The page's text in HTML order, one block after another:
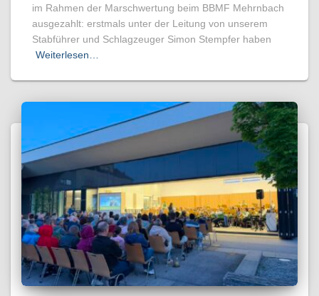
im Rahmen der Marschwertung beim BBMF Mehrnbach
ausgezahlt: erstmals unter der Leitung von unserem
Stabführer und Schlagzeuger Simon Stempfer haben
Weiterlesen…